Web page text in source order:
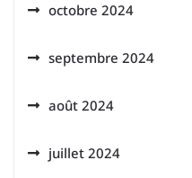
octobre 2024
septembre 2024
août 2024
juillet 2024